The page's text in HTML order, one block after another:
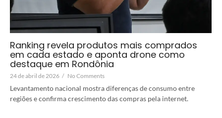
Ranking revela produtos mais comprados
em cada estado e aponta drone como
destaque em Rondônia
24 de abril de 2026 / No Comments
Levantamento nacional mostra diferenças de consumo entre
regiões e confirma crescimento das compras pela internet.